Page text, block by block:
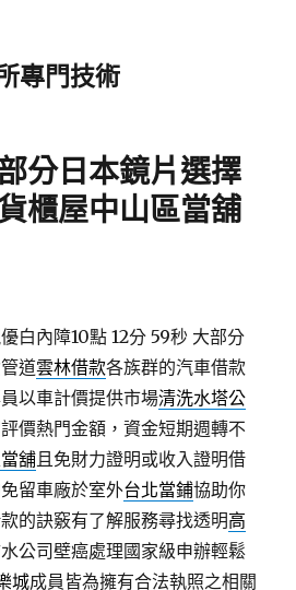
專門技術
分日本鏡片選擇
櫃屋中山區當舖
白內障10點 12分 59秒 大部分
道雲林借款各族群的汽車借款
以車計價提供市場清洗水塔公
價熱門金額，資金短期週轉不
舖且免財力證明或收入證明借
留車廠於室外台北當鋪協助你
的訣竅有了解服務尋找透明高
公司壁癌處理國家級申辦輕鬆
城成員皆為擁有合法執照之相關